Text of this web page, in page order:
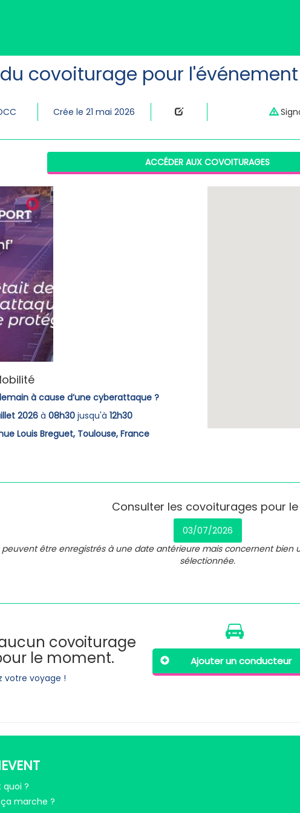
covoiturage pour l'événement
Crée le 21 mai 2026
ACCÉDER AUX COVOITURAGES
à cause d’une cyberattaque ?
2026 à 08h30 jusqu'à 12h30
Louis Breguet, Toulouse, France
Consulter les covoiturages pour le
03/07/2026
être enregistrés à une date antérieure mais concernent
sélectionnée.
aucun covoiturage
le moment.
votre voyage !
Ajouter un conducteur
quoi ?
marche ?